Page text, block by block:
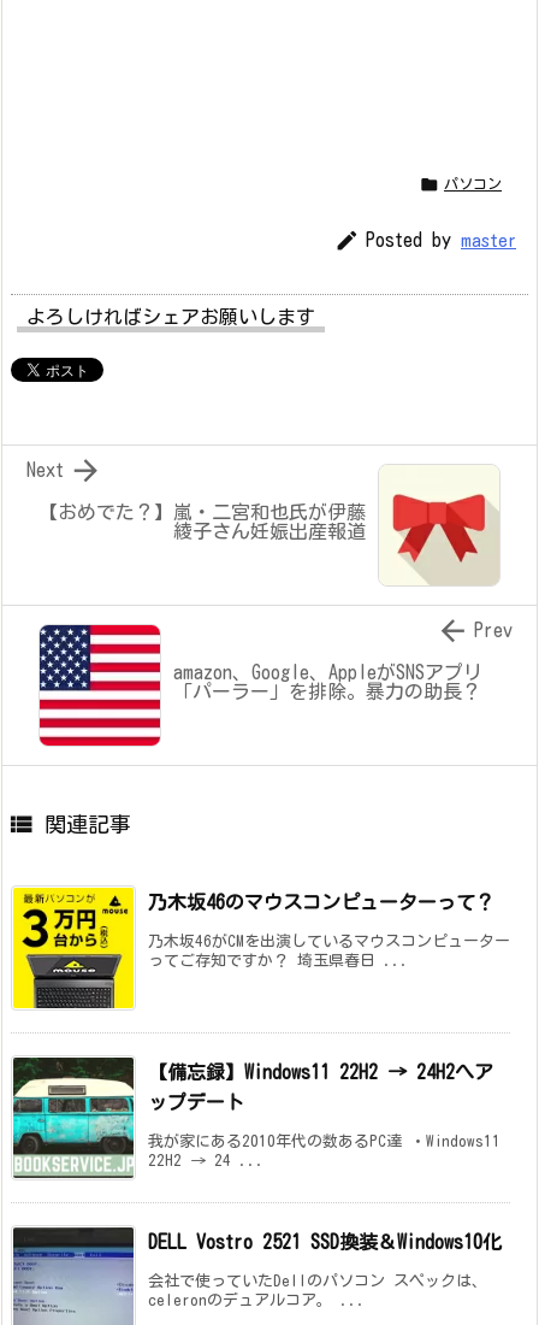
 パソコン
 Posted by master
よろしければシェアお願いします
【おめでた？】嵐・二宮和也氏が伊藤
綾子さん妊娠出産報道

Next
amazon、Google、AppleがSNSアプリ
「パーラー」を排除。暴力の助長？
 Prev
 関連記事
乃木坂46のマウスコンピューターって？
乃木坂46がCMを出演しているマウスコンピューター
ってご存知ですか？ 埼玉県春日 ...
【備忘録】Windows11 22H2 → 24H2へア
ップデート
我が家にある2010年代の数あるPC達 ・Windows11
22H2 → 24 ...
DELL Vostro 2521 SSD換装＆Windows10化
会社で使っていたDellのパソコン スペックは、
celeronのデュアルコア。 ...